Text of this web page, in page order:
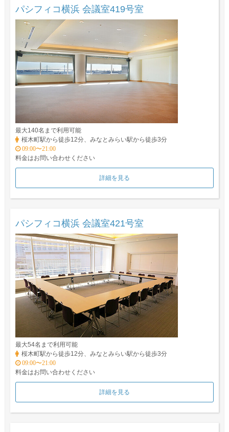
パシフィコ横浜 会議室419号室
最大140名まで利用可能
桜木町駅から徒歩12分、みなとみらい駅から徒歩3分
09:00〜21:00
料金はお問い合わせください
詳細を見る
パシフィコ横浜 会議室421号室
最大54名まで利用可能
桜木町駅から徒歩12分、みなとみらい駅から徒歩3分
09:00〜21:00
料金はお問い合わせください
詳細を見る